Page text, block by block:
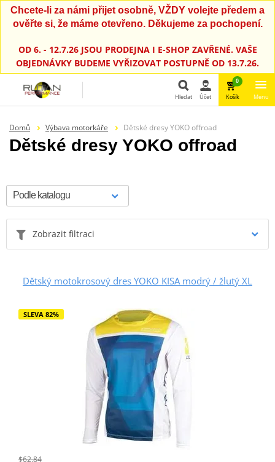
Chcete-li za námi přijet osobně, VŽDY volejte předem a
ověřte si, že máme otevřeno. Děkujeme za pochopení.
OD 6. - 12.7.26 JSOU PRODEJNA I E-SHOP ZAVŘENÉ. VAŠE
OBJEDNÁVKY BUDEME VYŘIZOVAT POSTUPNĚ OD 13.7.26.
Hledat Účet
0
Košík Menu
Domů Výbava motorkáře Dětské dresy YOKO offroad
Dětské dresy YOKO offroad
Zobrazit filtraci
Dětský motokrosový dres YOKO KISA modrý / žlutý XL
SLEVA 82%
$62.84